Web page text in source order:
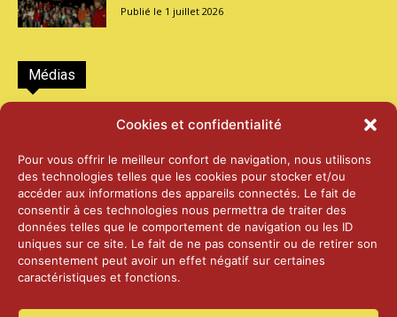
Cookies et confidentialité
Pour vous offrir le meilleur confort de navigation, nous utilisons
des technologies telles que les cookies pour stocker et/ou
accéder aux informations des appareils connectés. Le fait de
consentir à ces technologies nous permettra de traiter des
données telles que le comportement de navigation ou les ID
uniques sur ce site. Le fait de ne pas consentir ou de retirer son
consentement peut avoir un effet négatif sur certaines
caractéristiques et fonctions.
1 juillet 2026
Médias
2026 – Laiterie d’Orsières et Abbaye de St-
25 juin 2026
2025 – Palais Fédéral – Berne
25 juin 2026
14 janvier 2025